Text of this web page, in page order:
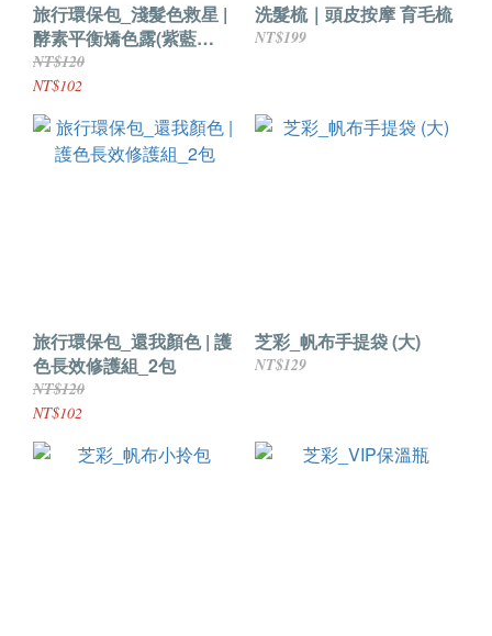
旅行環保包_淺髮色救星 |
酵素平衡矯色露(紫藍
色)_2包
NT$120
NT$102
洗髮梳｜頭皮按摩 育毛梳
NT$199
旅行環保包_還我顏色 | 護
色長效修護組_2包
NT$120
NT$102
芝彩_帆布手提袋 (大)
NT$129